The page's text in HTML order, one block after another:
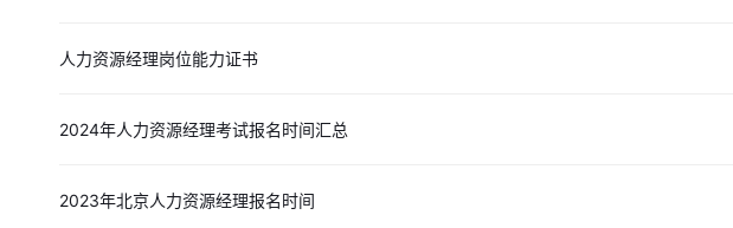
人力资源经理岗位能力证书
2024年人力资源经理考试报名时间汇总
2023年北京人力资源经理报名时间